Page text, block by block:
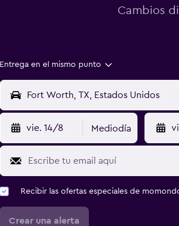
Cambios
Entrega en el mismo punto
vie. 14/8 Mediodía
Recibir las ofertas especiales de
Crear una alerta